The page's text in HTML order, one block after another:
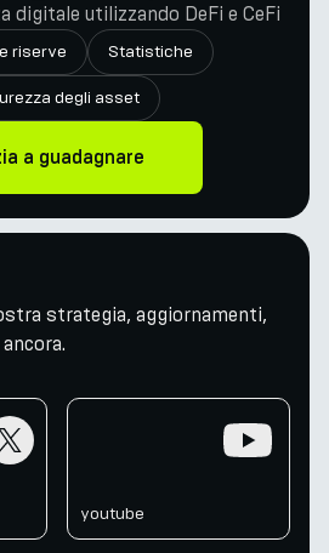
digitale utilizzando DeFi e CeFi
riserve Statistiche
degli asset
a guadagnare
strategia, aggiornamenti,
youtube